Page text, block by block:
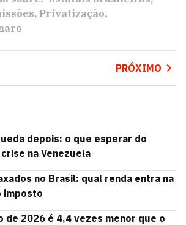
Privatização
PRÓXIMO
depois: o que esperar do
na Venezuela
no Brasil: qual renda entra na
imposto
de 2026 é 4,4 vezes menor que o